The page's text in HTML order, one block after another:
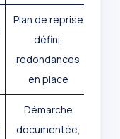
Plan de reprise
défini,
redondances
en place
Démarche
documentée,